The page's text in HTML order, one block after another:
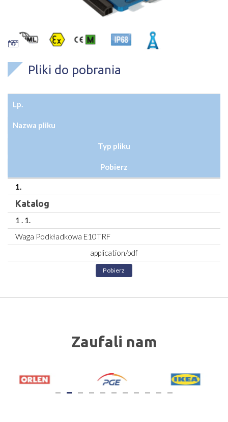
Pliki do pobrania
Lp.
Nazwa pliku
Typ pliku
Pobierz
1.
Katalog
1 . 1.
Waga Podkładkowa E10TRF
application/pdf
Pobierz
Zaufali nam